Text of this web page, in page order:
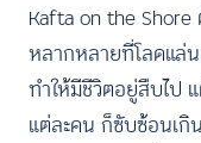
Kafta on the
หลากหลายที่โลดแล่
ทำให้มีชีวิตอยู่สืบไป
แต่ละคน ก็ซับซ้อนเกิ